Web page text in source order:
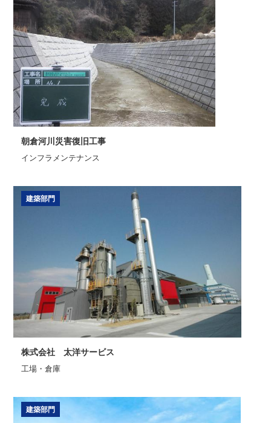
朝倉河川災害復旧工事
インフラメンテナンス
建築部門
株式会社 太洋サービス
工場・倉庫
建築部門